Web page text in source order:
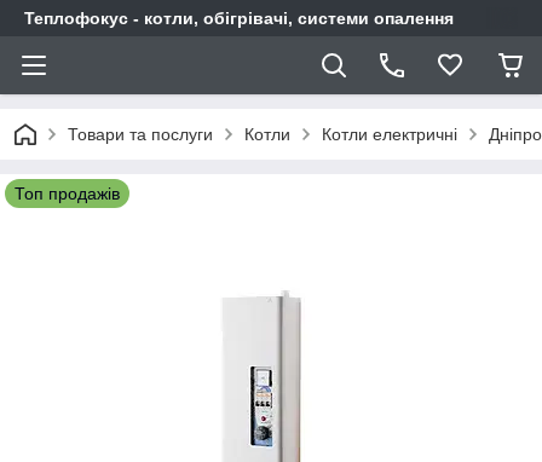
Теплофокус - котли, обігрівачі, системи опалення
Товари та послуги Котли Котли електричні Дніпро
Топ продажів